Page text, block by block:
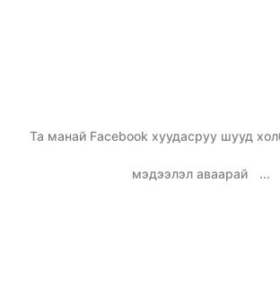
Та манай Facebook хуудасруу шууд
мэдээлэл аваарай ...